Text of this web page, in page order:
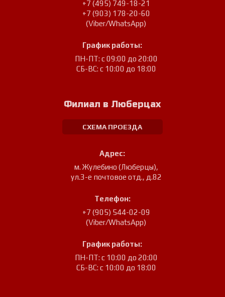
+7 (495) 749-18-21
+7 (903) 178-20-60
(Viber/WhatsApp)
График работы:
ПН-ПТ: с 09:00 до 20:00
СБ-ВС: с 10:00 до 18:00
Филиал в Люберцах
СХЕМА ПРОЕЗДА
Адрес:
м. Жулебино (Люберцы),
ул.3-е почтовое отд., д.82
Телефон:
+7 (905) 544-02-09
(Viber/WhatsApp)
График работы:
ПН-ПТ: с 10:00 до 20:00
СБ-ВС: с 10:00 до 18:00